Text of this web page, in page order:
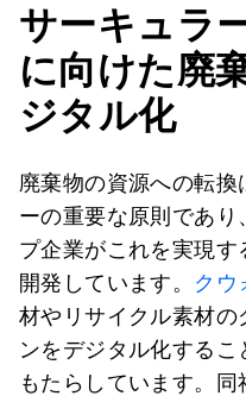
サーキュラ
に向けた廃
ジタル化
廃棄物の資源への転換
ーの重要な原則であり
プ企業がこれを実現
開発しています。 クウ
材やリサイクル素材の
ンをデジタル化する
もたらしています。同